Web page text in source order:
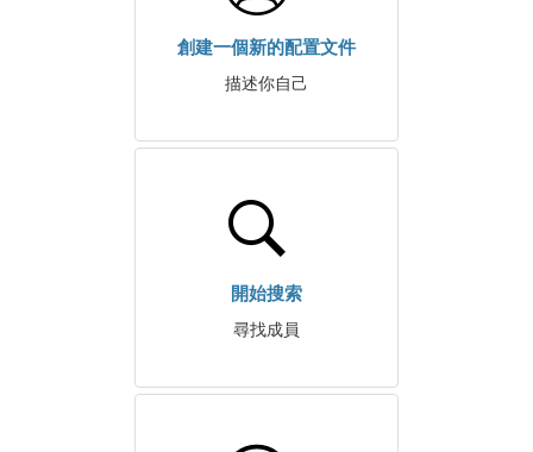
創建一個新的配置文件
描述你自己
開始搜索
尋找成員